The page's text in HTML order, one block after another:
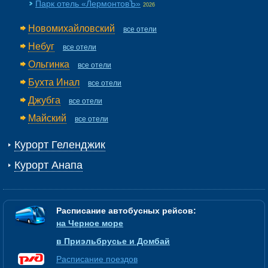
Парк отель «ЛермонтовЪ» 2026
Новомихайловский все отели
Небуг все отели
Ольгинка все отели
Бухта Инал все отели
Джубга все отели
Майский все отели
Курорт Геленджик
Курорт Анапа
Расписание автобусных рейсов:
на Черное море
в Приэльбрусье и Домбай
Расписание поездов